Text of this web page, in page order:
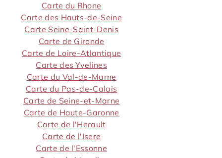
Carte du Rhone
Carte des Hauts-de-Seine
Carte Seine-Saint-Denis
Carte de Gironde
Carte de Loire-Atlantique
Carte des Yvelines
Carte du Val-de-Marne
Carte du Pas-de-Calais
Carte de Seine-et-Marne
Carte de Haute-Garonne
Carte de l'Herault
Carte de l'Isere
Carte de l'Essonne